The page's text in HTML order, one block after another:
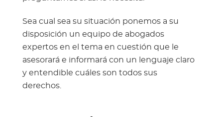
Sea cual sea su situación ponemos a su
disposición un equipo de abogados
expertos en el tema en cuestión que le
asesorará e informará con un lenguaje claro
y entendible cuáles son todos sus
derechos.